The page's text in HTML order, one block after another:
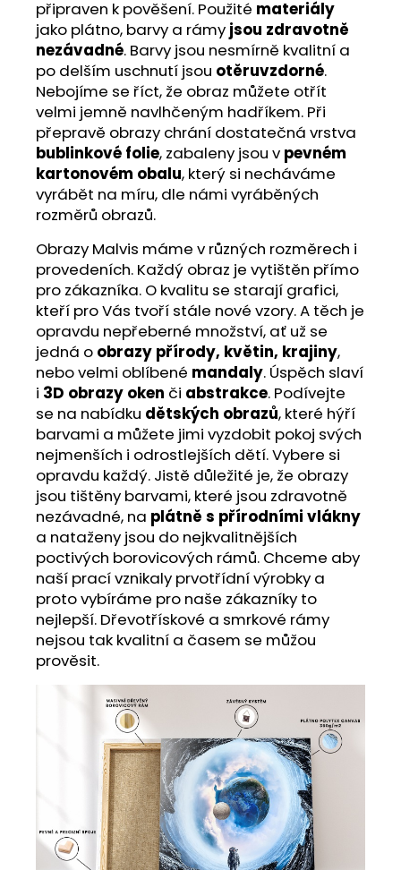
připraven k pověšení. Použité materiály
jako plátno, barvy a rámy jsou zdravotně
nezávadné. Barvy jsou nesmírně kvalitní a
po delším uschnutí jsou otěruvzdorné.
Nebojíme se říct, že obraz můžete otřít
velmi jemně navlhčeným hadříkem. Při
přepravě obrazy chrání dostatečná vrstva
bublinkové folie, zabaleny jsou v pevném
kartonovém obalu, který si necháváme
vyrábět na míru, dle námi vyráběných
rozměrů obrazů.
Obrazy Malvis máme v různých rozměrech i
provedeních. Každý obraz je vytištěn přímo
pro zákazníka. O kvalitu se starají grafici,
kteří pro Vás tvoří stále nové vzory. A těch je
opravdu nepřeberné množství, ať už se
jedná o obrazy přírody, květin, krajiny,
nebo velmi oblíbené mandaly. Úspěch slaví
i 3D obrazy oken či abstrakce. Podívejte
se na nabídku dětských obrazů, které hýří
barvami a můžete jimi vyzdobit pokoj svých
nejmenších i odrostlejších dětí. Vybere si
opravdu každý. Jistě důležité je, že obrazy
jsou tištěny barvami, které jsou zdravotně
nezávadné, na plátně s přírodními vlákny
a nataženy jsou do nejkvalitnějších
poctivých borovicových rámů. Chceme aby
naší prací vznikaly prvotřídní výrobky a
proto vybíráme pro naše zákazníky to
nejlepší. Dřevotřískové a smrkové rámy
nejsou tak kvalitní a časem se můžou
prověsit.